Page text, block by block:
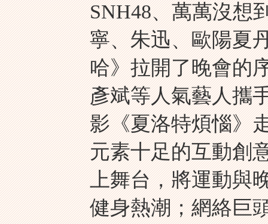
SNH48、萬萬沒
寧、朱迅、歐陽夏
哈》拉開了晚會的
彥斌等人氣藝人攜
影《夏洛特煩惱》
元素十足的互動創
上舞台，將運動與
健身熱潮；網絡巨